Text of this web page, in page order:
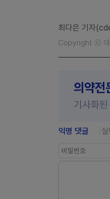
최다은 기자
Copyright ⓒ 데
의약전
기사화
익명 댓글